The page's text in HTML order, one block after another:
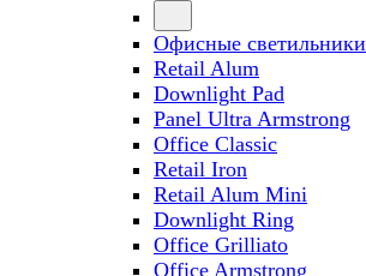
Офисные светильники
Retail Alum
Downlight Pad
Panel Ultra Armstrong
Office Classic
Retail Iron
Retail Alum Mini
Downlight Ring
Office Grilliato
Office Armstrong